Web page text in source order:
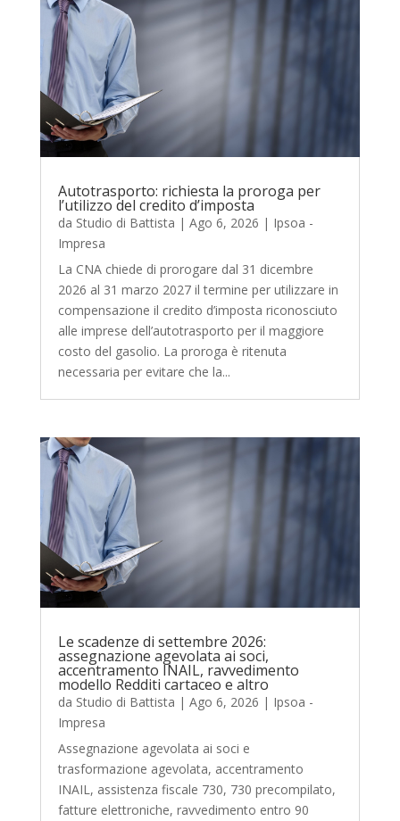
Autotrasporto: richiesta la proroga per
l’utilizzo del credito d’imposta
da Studio di Battista | Ago 6, 2026 | Ipsoa -
Impresa
La CNA chiede di prorogare dal 31 dicembre
2026 al 31 marzo 2027 il termine per utilizzare in
compensazione il credito d’imposta riconosciuto
alle imprese dell’autotrasporto per il maggiore
costo del gasolio. La proroga è ritenuta
necessaria per evitare che la...
Le scadenze di settembre 2026:
assegnazione agevolata ai soci,
accentramento INAIL, ravvedimento
modello Redditi cartaceo e altro
da Studio di Battista | Ago 6, 2026 | Ipsoa -
Impresa
Assegnazione agevolata ai soci e
trasformazione agevolata, accentramento
INAIL, assistenza fiscale 730, 730 precompilato,
fatture elettroniche, ravvedimento entro 90